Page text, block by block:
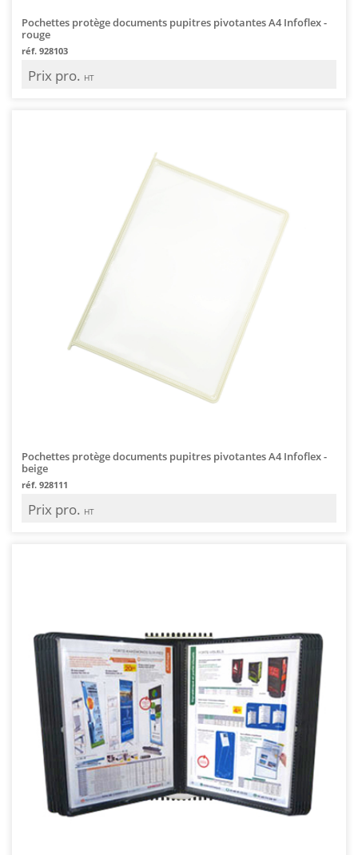
Pochettes protège documents pupitres pivotantes A4 Infoflex -
rouge
réf. 928103
Prix pro. HT
Pochettes protège documents pupitres pivotantes A4 Infoflex -
beige
réf. 928111
Prix pro. HT